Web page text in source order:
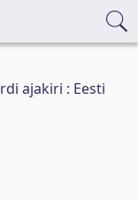
ajakiri : Eesti